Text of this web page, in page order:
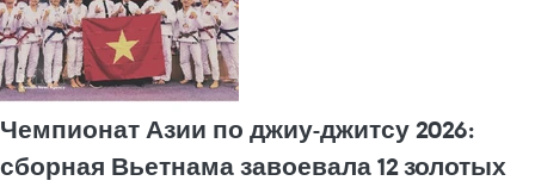
Чемпионат Азии по джиу-джитсу 2026:
сборная Вьетнама завоевала 12 золотых